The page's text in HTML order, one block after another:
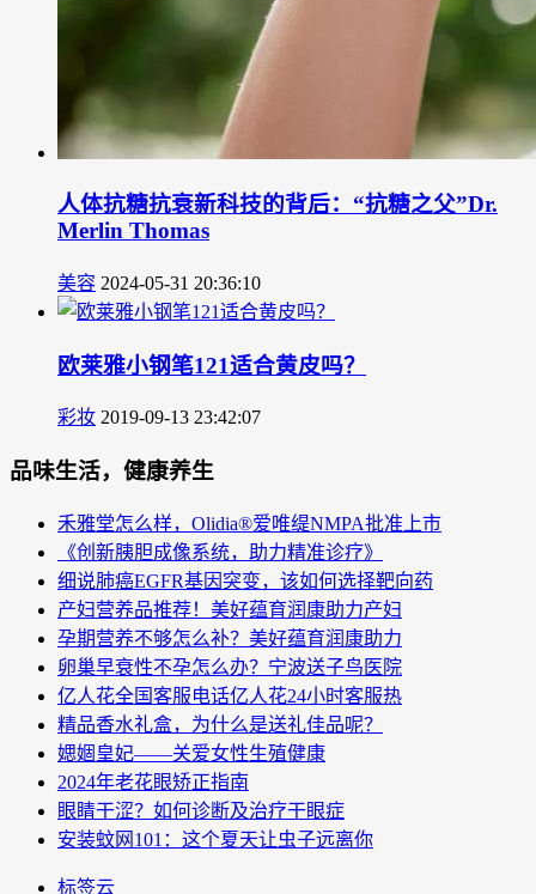
人体抗糖抗衰新科技的背后：“抗糖之父”Dr.
Merlin Thomas
美容 2024-05-31 20:36:10
欧莱雅小钢笔121适合黄皮吗？
彩妆 2019-09-13 23:42:07
品味生活，健康养生
禾雅堂怎么样，Olidia®爱唯缇NMPA批准上市
《创新胰胆成像系统，助力精准诊疗》
细说肺癌EGFR基因突变，该如何选择靶向药
产妇营养品推荐！美好蕴育润康助力产妇
孕期营养不够怎么补？美好蕴育润康助力
卵巢早衰性不孕怎么办？宁波送子鸟医院
亿人花全国客服电话亿人花24小时客服热
精品香水礼盒，为什么是送礼佳品呢？
媤婟皇妃——关爱女性生殖健康
2024年老花眼矫正指南
眼睛干涩？如何诊断及治疗干眼症
安装蚊网101：这个夏天让虫子远离你
标签云